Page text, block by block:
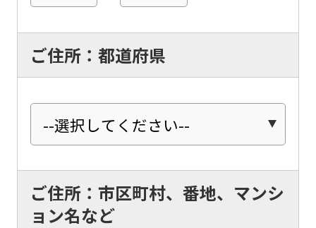
ご住所：都道府県
ご住所：市区町村、番地、マンシ
ョン名など